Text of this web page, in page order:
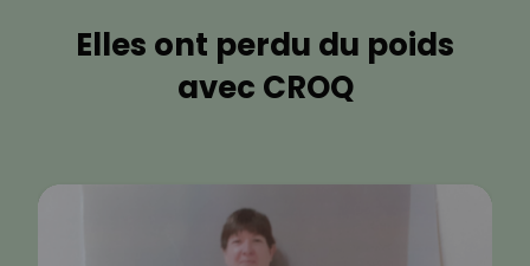
Elles ont perdu du poids
avec CROQ